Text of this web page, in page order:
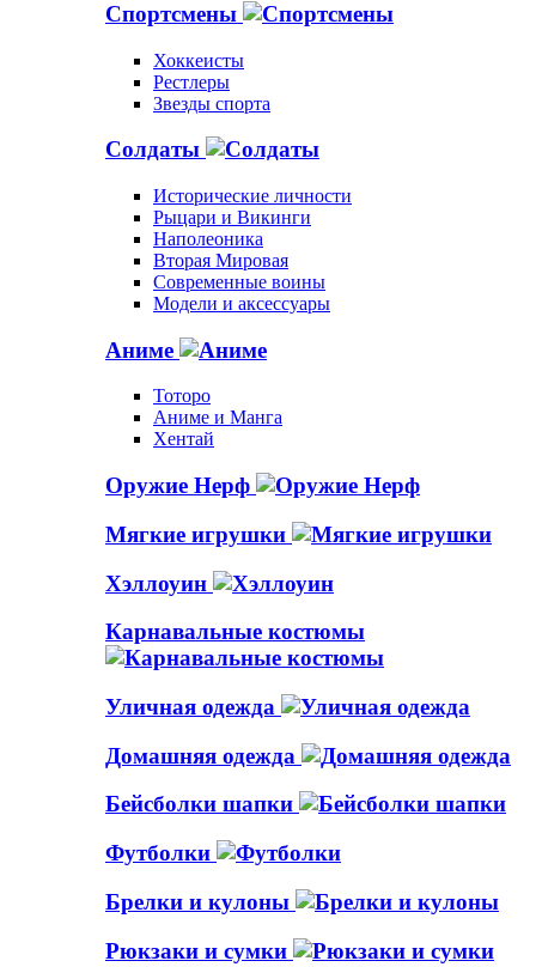
Спортсмены
Хоккеисты
Рестлеры
Звезды спорта
Солдаты
Исторические личности
Рыцари и Викинги
Наполеоника
Вторая Мировая
Современные воины
Модели и аксессуары
Аниме
Тоторо
Аниме и Манга
Хентай
Оружие Нерф
Мягкие игрушки
Хэллоуин
Карнавальные костюмы
Уличная одежда
Домашняя одежда
Бейсболки шапки
Футболки
Брелки и кулоны
Рюкзаки и сумки